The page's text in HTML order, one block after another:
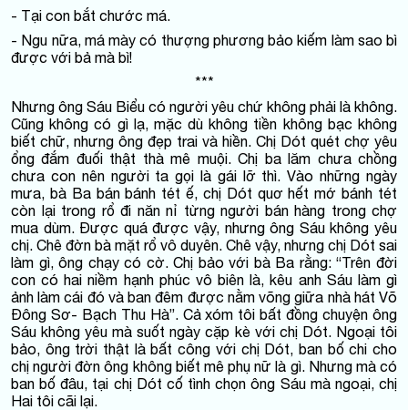
- Tại con bắt chước má.
- Ngu nữa, má mày có thượng phương bảo kiếm làm sao bì
được với bả mà bì!
***
Nhưng ông Sáu Biểu có người yêu chứ không phải là không.
Cũng không có gì lạ, mặc dù không tiền không bạc không
biết chữ, nhưng ông đẹp trai và hiền. Chị Dót quét chợ yêu
ổng đắm đuối thật thà mê muội. Chị ba lăm chưa chồng
chưa con nên người ta gọi là gái lỡ thì. Vào những ngày
mưa, bà Ba bán bánh tét ế, chị Dót quơ hết mớ bánh tét
còn lại trong rổ đi năn nỉ từng người bán hàng trong chợ
mua dùm. Được quá được vậy, nhưng ông Sáu không yêu
chị. Chê đờn bà mặt rổ vô duyên. Chê vậy, nhưng chị Dót sai
làm gì, ông chạy có cờ. Chị bảo với bà Ba rằng: “Trên đời
con có hai niềm hạnh phúc vô biên là, kêu anh Sáu làm gì
ảnh làm cái đó và ban đêm được nằm võng giữa nhà hát Võ
Đông Sơ- Bạch Thu Hà”. Cả xóm tôi bất đồng chuyện ông
Sáu không yêu mà suốt ngày cặp kè với chị Dót. Ngoại tôi
bảo, ông trời thật là bất công với chị Dót, ban bố chi cho
chị người đờn ông không biết mê phụ nữ là gì. Nhưng mà có
ban bố đâu, tại chị Dót cố tình chọn ông Sáu mà ngoại, chị
Hai tôi cãi lại.